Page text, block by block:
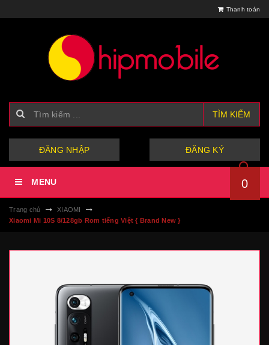
Thanh toán
TÌM KIẾM
ĐĂNG NHẬP ĐĂNG KÝ
MENU 0
Trang chủ
XIAOMI
Xiaomi Mi 10S 8/128gb Rom tiếng Việt { Brand New }